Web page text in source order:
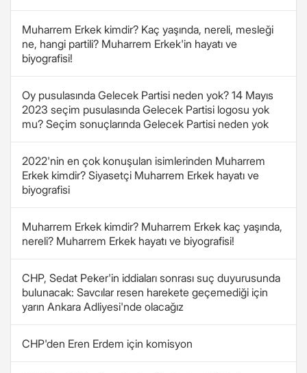
Muharrem Erkek kimdir? Kaç yaşında, nereli, mesleği
ne, hangi partili? Muharrem Erkek'in hayatı ve
biyografisi!
Oy pusulasında Gelecek Partisi neden yok? 14 Mayıs
2023 seçim pusulasında Gelecek Partisi logosu yok
mu? Seçim sonuçlarında Gelecek Partisi neden yok
2022'nin en çok konuşulan isimlerinden Muharrem
Erkek kimdir? Siyasetçi Muharrem Erkek hayatı ve
biyografisi
Muharrem Erkek kimdir? Muharrem Erkek kaç yaşında,
nereli? Muharrem Erkek hayatı ve biyografisi!
CHP, Sedat Peker'in iddiaları sonrası suç duyurusunda
bulunacak: Savcılar resen harekete geçemediği için
yarın Ankara Adliyesi'nde olacağız
CHP'den Eren Erdem için komisyon